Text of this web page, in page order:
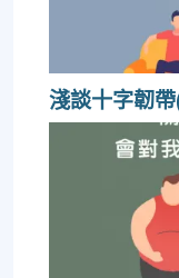
淺談十字韌